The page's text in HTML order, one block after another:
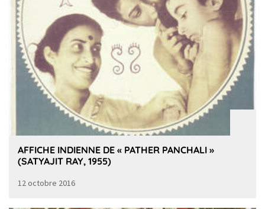
AFFICHE INDIENNE DE « PATHER PANCHALI »
(SATYAJIT RAY, 1955)
12 octobre 2016